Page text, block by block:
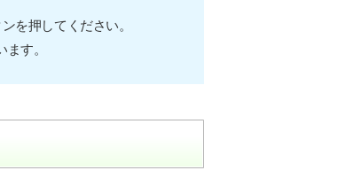
を押してください。
す。